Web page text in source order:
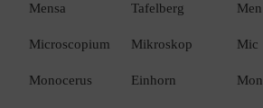
Mensa Tafelberg Men
Microscopium Mikroskop Mic
Monocerus Einhorn Mon